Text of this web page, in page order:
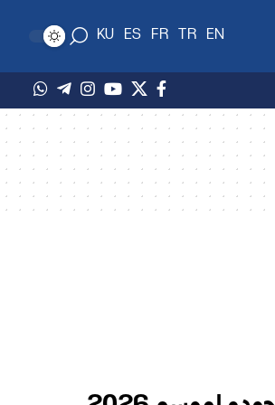
EN
TR
FR
ES
KU